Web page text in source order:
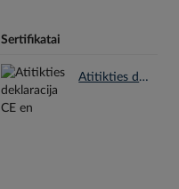
Sertifikatai
Atitikties deklaracija CE en.pdf